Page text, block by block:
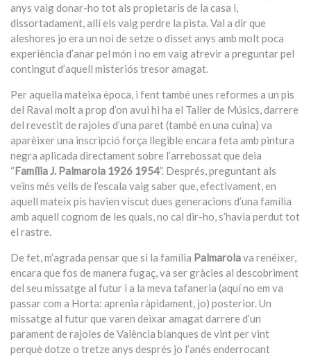
anys vaig donar-ho tot als propietaris de la casa i,
dissortadament, allí els vaig perdre la pista. Val a dir que
aleshores jo era un noi de setze o disset anys amb molt poca
experiència d’anar pel món i no em vaig atrevir a preguntar pel
contingut d’aquell misteriós tresor amagat.
Per aquella mateixa època, i fent també unes reformes a un pis
del Raval molt a prop d’on avui hi ha el Taller de Músics, darrere
del revestit de rajoles d’una paret (també en una cuina) va
aparèixer una inscripció força llegible encara feta amb pintura
negra aplicada directament sobre l’arrebossat que deia
“Família J. Palmarola 1926 1954”. Després, preguntant als
veïns més vells de l’escala vaig saber que, efectivament, en
aquell mateix pis havien viscut dues generacions d’una família
amb aquell cognom de les quals, no cal dir-ho, s’havia perdut tot
el rastre.
De fet, m’agrada pensar que si la família Palmarolava renéixer,
encara que fos de manera fugaç, va ser gràcies al descobriment
del seu missatge al futur i a la meva tafaneria (aquí no em va
passar com a Horta: aprenia ràpidament, jo) posterior. Un
missatge al futur que varen deixar amagat darrere d’un
parament de rajoles de València blanques de vint per vint
perquè dotze o tretze anys després jo l’anés enderrocant